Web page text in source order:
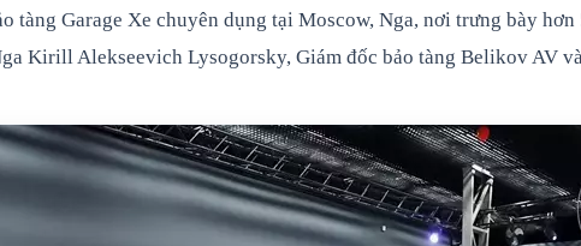
Garage Xe chuyên dụng tại Moscow, Nga, nơi trưng bày
Kirill Alekseevich Lysogorsky, Giám đốc bảo tàng Belikov AV